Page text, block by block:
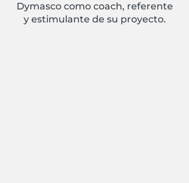
Dymasco como coach, referente
y estimulante de su proyecto.